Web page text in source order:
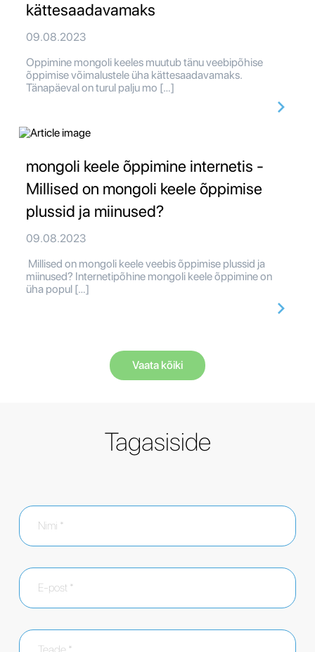
kättesaadavamaks
09.08.2023
Oppimine mongoli keeles muutub tänu veebipõhise
õppimise võimalustele üha kättesaadavamaks.
Tänapäeval on turul palju mo […]
mongoli keele õppimine internetis -
Millised on mongoli keele õppimise
plussid ja miinused?
09.08.2023
Millised on mongoli keele veebis õppimise plussid ja
miinused? Internetipõhine mongoli keele õppimine on
üha popul […]
Vaata kõiki
Tagasiside